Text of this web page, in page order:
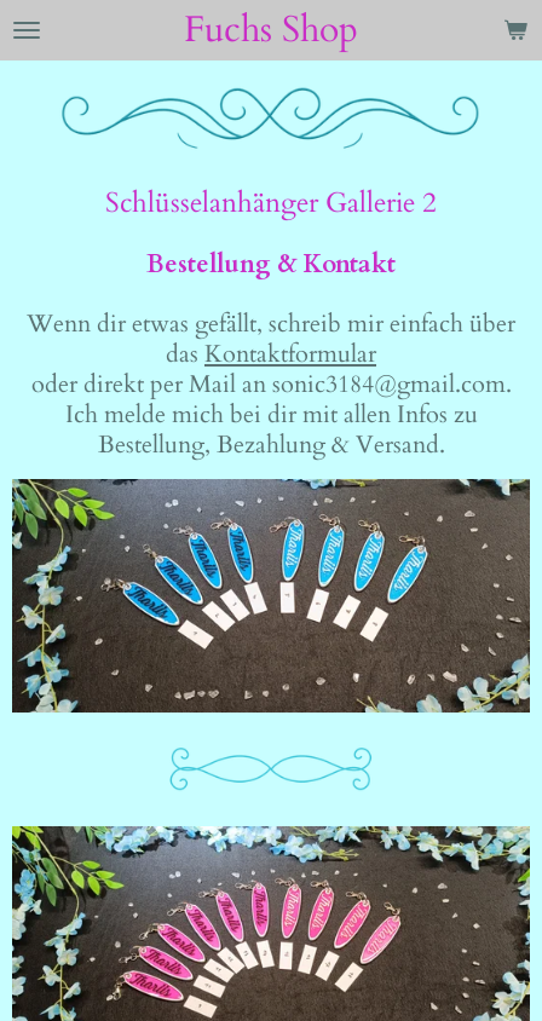
Zum
Fuchs Shop
Schlüsselanhänger Gallerie 2
Bestellung & Kontakt
Wenn dir etwas gefällt, schreib mir einfach über
das Kontaktformular
oder direkt per Mail an sonic3184@gmail.com.
Ich melde mich bei dir mit allen Infos zu
Bestellung, Bezahlung & Versand.